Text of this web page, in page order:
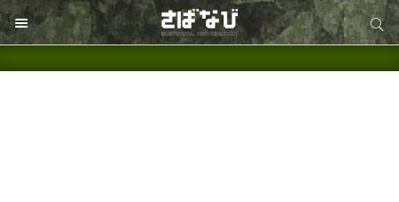
サイト内検索
サイト内検索